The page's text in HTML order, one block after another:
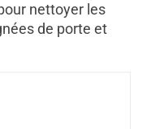
nettoyer les
de porte et